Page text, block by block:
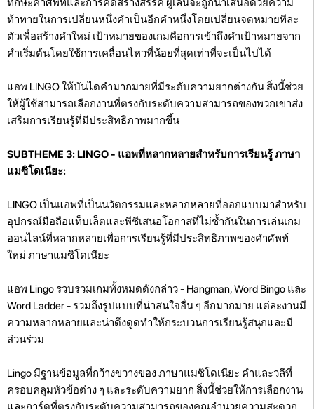
ท้าทายในการเปลี่ยนหนึ่งคำเป็นอีกคำหนึ่งโดยเปลี่ยนจดหมายทีละ
ตัวเพื่อสร้างคำใหม่ เป้าหมายของเกมคือการเข้าถึงคำเป้าหมายจาก
คำเริ่มต้นโดยใช้การเคลื่อนไหวที่น้อยที่สุดเท่าที่จะเป็นไปได้
แอพ LINGO ให้บันไดคำมากมายที่มีระดับความยากต่างกัน สิ่งนี้ช่วย
ให้ผู้ใช้สามารถเลือกงานที่ตรงกับระดับความสามารถของพวกเขาส่ง
เสริมการเรียนรู้ที่มีประสิทธิภาพมากขึ้น
SUBTHEME 3: LINGO - แอพที่หลากหลายสำหรับการเรียนรู้ ภาษา
แมซิโดเนียะ:
LINGO เป็นแอพที่เป็นนวัตกรรมและหลากหลายที่ออกแบบมาสำหรับ
อุปกรณ์มือถือแท็บเล็ตและพีซีเสนอโอกาสที่ไม่ซ้ำกันในการเล่นเกม
ออนไลน์ที่หลากหลายเพื่อการเรียนรู้ที่มีประสิทธิภาพของคำศัพท์
ใหม่ ภาษาแมซิโดเนียะ
แอพ Lingo รวบรวมเกมทั้งหมดดังกล่าว - Hangman, Word Bingo และ
Word Ladder - รวมถึงรูปแบบที่น่าสนใจอื่น ๆ อีกมากมาย แต่ละงานมี
ความหลากหลายและน่าดึงดูดทำให้กระบวนการเรียนรู้สนุกและมี
ส่วนร่วม
Lingo มีฐานข้อมูลที่กว้างขวางของ ภาษาแมซิโดเนียะ คำและวลีที่
ครอบคลุมหัวข้อต่าง ๆ และระดับความยาก สิ่งนี้ช่วยให้การเลือกงาน